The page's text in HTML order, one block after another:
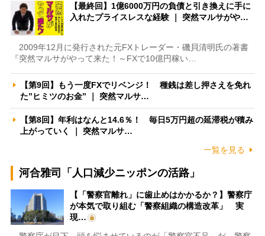
【最終回】1億6000万円の負債と引き換えに手に
入れたプライスレスな経験 ｜ 突然マルサがや…
2009年12月に発行された元FXトレーダー・磯貝清明氏の著書
『突然マルサがやって来た！～FXで10億円稼い…
【第9回】もう一度FXでリベンジ！ 種銭は差し押さえを免れ
た”ヒミツのお金” ｜ 突然マルサ…
【第8回】年利はなんと14.6％！ 毎日5万円超の延滞税が積み
上がっていく ｜ 突然マルサ…
一覧を見る
河合雅司「人口減少ニッポンの活路」
【「警察官離れ」に歯止めはかかるか？】警察庁
が本気で取り組む「警察組織の構造改革」 実
現…